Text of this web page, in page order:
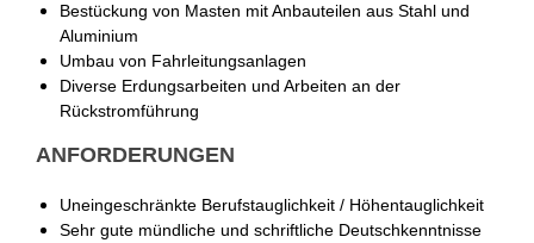
Bestückung von Masten mit Anbauteilen aus Stahl und
Aluminium
Umbau von Fahrleitungsanlagen
Diverse Erdungsarbeiten und Arbeiten an der
Rückstromführung
ANFORDERUNGEN
Uneingeschränkte Berufstauglichkeit / Höhentauglichkeit
Sehr gute mündliche und schriftliche Deutschkenntnisse